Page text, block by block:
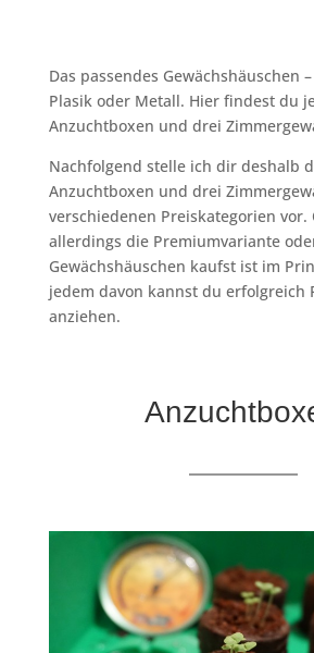
Das passendes Gewächshäuschen
Plasik oder Metall. Hier findest du
Anzuchtboxen und drei
Nachfolgend stelle ich dir deshalb
Anzuchtboxen und drei
verschiedenen Preiskategorien
allerdings die Premiumvariante
Gewächshäuschen kaufst ist im
jedem davon kannst du erfolgreich
anziehen.